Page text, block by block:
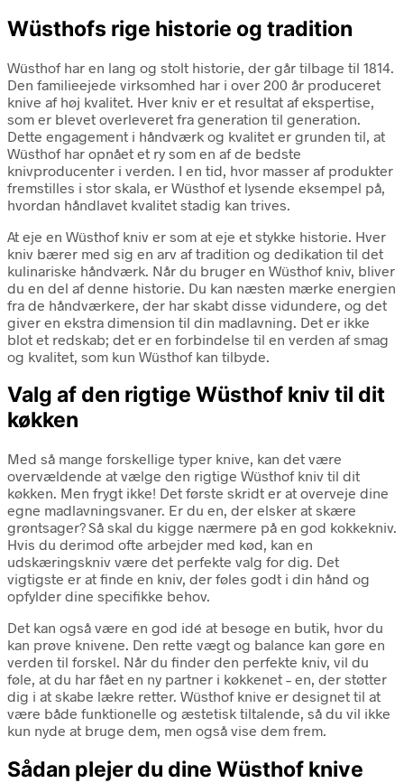
Wüsthofs rige historie og tradition
Wüsthof har en lang og stolt historie, der går tilbage til 1814.
Den familieejede virksomhed har i over 200 år produceret
knive af høj kvalitet. Hver kniv er et resultat af ekspertise,
som er blevet overleveret fra generation til generation.
Dette engagement i håndværk og kvalitet er grunden til, at
Wüsthof har opnået et ry som en af de bedste
knivproducenter i verden. I en tid, hvor masser af produkter
fremstilles i stor skala, er Wüsthof et lysende eksempel på,
hvordan håndlavet kvalitet stadig kan trives.
At eje en Wüsthof kniv er som at eje et stykke historie. Hver
kniv bærer med sig en arv af tradition og dedikation til det
kulinariske håndværk. Når du bruger en Wüsthof kniv, bliver
du en del af denne historie. Du kan næsten mærke energien
fra de håndværkere, der har skabt disse vidundere, og det
giver en ekstra dimension til din madlavning. Det er ikke
blot et redskab; det er en forbindelse til en verden af smag
og kvalitet, som kun Wüsthof kan tilbyde.
Valg af den rigtige Wüsthof kniv til dit
køkken
Med så mange forskellige typer knive, kan det være
overvældende at vælge den rigtige Wüsthof kniv til dit
køkken. Men frygt ikke! Det første skridt er at overveje dine
egne madlavningsvaner. Er du en, der elsker at skære
grøntsager? Så skal du kigge nærmere på en god kokkekniv.
Hvis du derimod ofte arbejder med kød, kan en
udskæringskniv være det perfekte valg for dig. Det
vigtigste er at finde en kniv, der føles godt i din hånd og
opfylder dine specifikke behov.
Det kan også være en god idé at besøge en butik, hvor du
kan prøve knivene. Den rette vægt og balance kan gøre en
verden til forskel. Når du finder den perfekte kniv, vil du
føle, at du har fået en ny partner i køkkenet – en, der støtter
dig i at skabe lækre retter. Wüsthof knive er designet til at
være både funktionelle og æstetisk tiltalende, så du vil ikke
kun nyde at bruge dem, men også vise dem frem.
Sådan plejer du dine Wüsthof knive